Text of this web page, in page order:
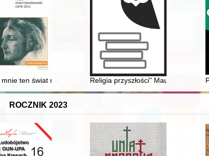
kul'turi Nadsânnâ
ten świat nieznany..." : powieściowe "Alter ego" Heleny
Religia przyszłości" Maurycego
ROCZNIK 2023